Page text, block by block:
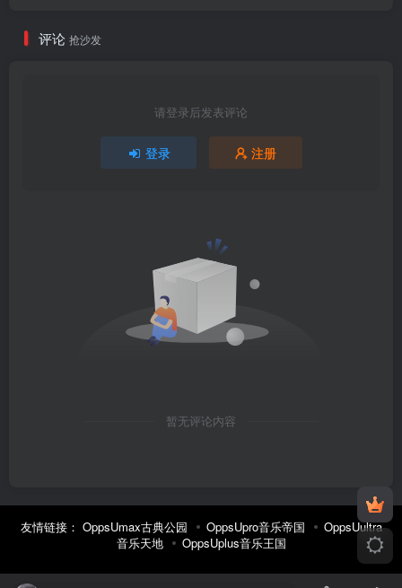
评论 抢沙发
请登录后发表评论
登录 注册
暂无评论内容
友情链接： OppsUmax古典公园 OppsUpro音乐帝国
OppsUultra
音乐天地
OppsUplus音乐王国